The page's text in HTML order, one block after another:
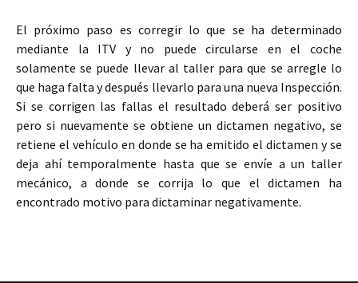
El próximo paso es corregir lo que se ha determinado
mediante la ITV y no puede circularse en el coche
solamente se puede llevar al taller para que se arregle lo
que haga falta y después llevarlo para una nueva Inspección.
Si se corrigen las fallas el resultado deberá ser positivo
pero si nuevamente se obtiene un dictamen negativo, se
retiene el vehículo en donde se ha emitido el dictamen y se
deja ahí temporalmente hasta que se envíe a un taller
mecánico, a donde se corrija lo que el dictamen ha
encontrado motivo para dictaminar negativamente.